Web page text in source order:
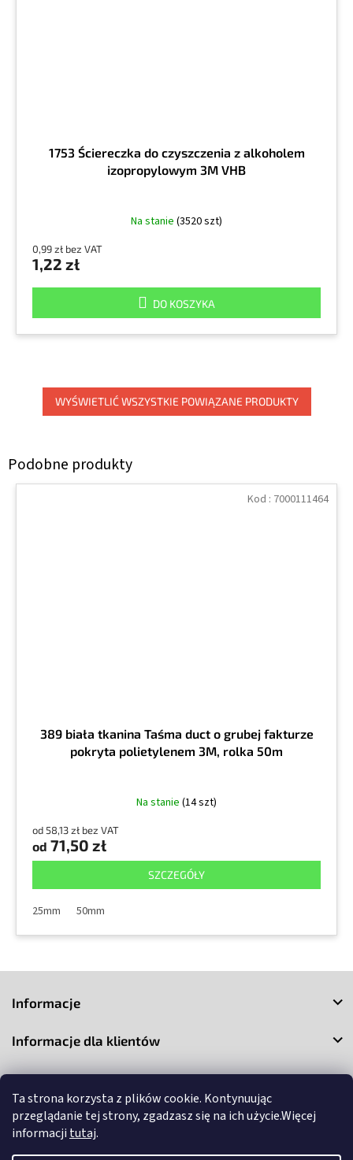
Ta strona korzysta z plików cookie. Kontynuując
przeglądanie tej strony, zgadzasz się na ich użycie.Więcej
informacji tutaj.
1753 Ściereczka do czyszczenia z alkoholem
izopropylowym 3M VHB
Na stanie (3520 szt)
0,99 zł bez VAT
1,22 zł
DO KOSZYKA
WYŚWIETLIĆ WSZYSTKIE POWIĄZANE PRODUKTY
389 biała tkanina Taśma duct o grubej fakturze
pokryta polietylenem 3M, rolka 50m
Na stanie (14 szt)
od 58,13 zł bez VAT
od 71,50 zł
SZCZEGÓŁY
25mm 50mm
Kod : 7000111464
Informacje
Informacje dla klientów
Kontakt